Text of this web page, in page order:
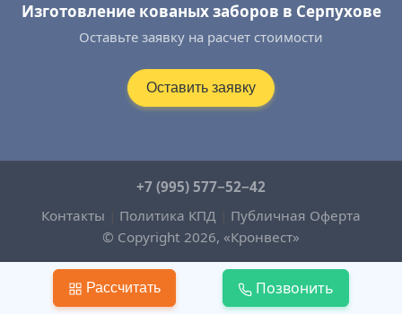
Изготовление кованых заборов в Серпухове
Оставьте заявку на расчет стоимости
Оставить заявку
© Copyright 2026, «Кронвест»
+7 (995) 577−52−42
Контакты
Политика КПД Публичная Оферта
Рассчитать Позвонить